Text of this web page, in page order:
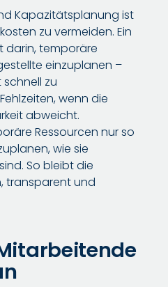
Kapazitätsplanung ist
zu vermeiden. Ein
darin, temporäre
einzuplanen –
schnell zu
wenn die
abweicht.
Ressourcen nur so
wie sie
So bleibt die
transparent und